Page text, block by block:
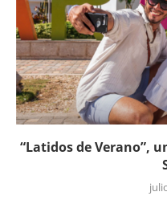
“Latidos de Verano”,